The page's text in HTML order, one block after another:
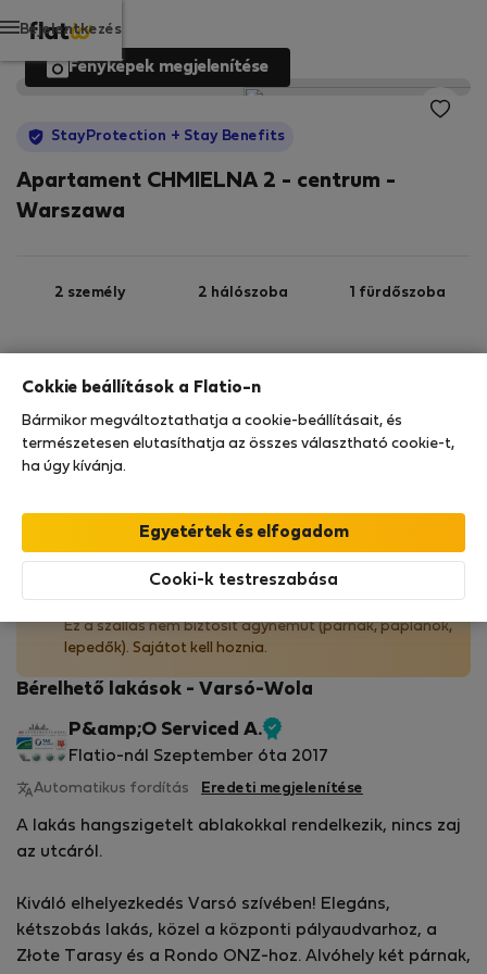
Bejelentkezés
Fényképek megjelenítése
StayProtection + Stay Benefits
Apartament CHMIELNA 2 - centrum -
Warszawa
2 személy 2 hálószoba 1 fürdőszoba
StayProtection Stay Benefits
Az Ön tartózkodását ebben az ingatlanban a
tartalmazza a Stay Benefits csomagot!Bővebben
Ágynemű nem biztosított
Ez a szállás nem biztosít ágyneműt (párnák, paplanok,
lepedők). Sajátot kell hoznia.
Bérelhető lakások - Varsó-Wola
P&amp;O Serviced A.
Ellenőrzött
Flatio-nál Szeptember óta 2017
Automatikus fordítás Eredeti megjelenítése
A lakás hangszigetelt ablakokkal rendelkezik, nincs zaj
az utcáról.
Kiváló elhelyezkedés Varsó szívében! Elegáns,
kétszobás lakás, közel a központi pályaudvarhoz, a
Złote Tarasy és a Rondo ONZ-hoz. Alvóhely két párnak,
Cokkie beállítások a Flatio-n
Bármikor megváltoztathatja a cookie-beállításait, és
természetesen elutasíthatja az összes választható cookie-t,
ha úgy kívánja.
Cooki-k testreszabása